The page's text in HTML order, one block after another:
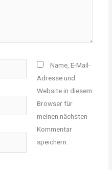
Name, E-Mail-
Adresse und
Website in diesem
Browser für
meinen nächsten
Kommentar
speichern.